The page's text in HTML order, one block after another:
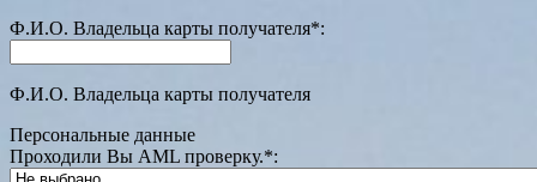
Ф.И.О. Владельца карты получателя*:
Ф.И.О. Владельца карты получателя
Персональные данные
Проходили Вы AML проверку.*: